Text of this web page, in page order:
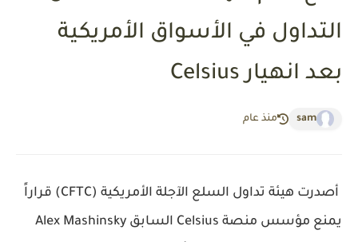
التداول في الأسواق الأمريكية
بعد انهيار Celsius
sam منذ عام
أصدرت هيئة تداول السلع الآجلة الأمريكية (CFTC) قراراً
يمنع مؤسس منصة Celsius السابق Alex Mashinsky